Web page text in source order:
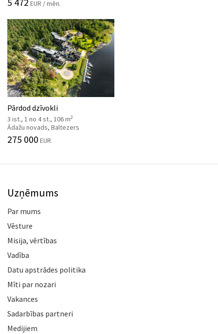
EUR / mēn.
Pārdod dzīvokli
3 ist., 1 no 4 st., 106 m2
Ādažu novads, Baltezers
275 000 EUR
Uzņēmums
Par mums
Vēsture
Misija, vērtības
Vadība
Datu apstrādes politika
Mīti par nozari
Vakances
Sadarbības partneri
Medijiem